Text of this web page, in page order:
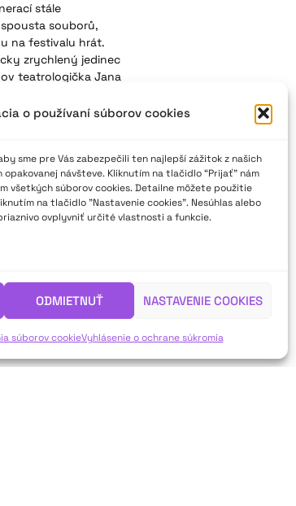
o používaní súborov cookies
sme pre Vás zabezpečili ten najlepší zážitok z našich
návšteve. Kliknutím na tlačidlo “Prijať” nám
všetkých súborov cookies. Detailne môžete použitie
na tlačidlo "Nastavenie cookies". Nesúhlas alebo
ovplyvniť určité vlastnosti a funkcie.
ODMIETNUŤ NASTAVENIE COOKIES
súborov cookieVyhlásenie o ochrane súkromia
stále
souborů,
na festivalu hrát.
zrychlený jedinec
teatrologička Jana
škandál bol